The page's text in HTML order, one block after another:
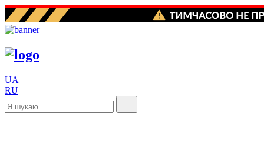
UA
RU